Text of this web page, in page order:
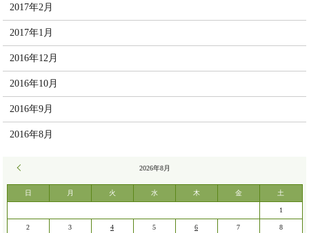
2017年2月
2017年1月
2016年12月
2016年10月
2016年9月
2016年8月
2026年8月
日 月 火 水 木 金 土
1
2 3 4 5 6 7 8